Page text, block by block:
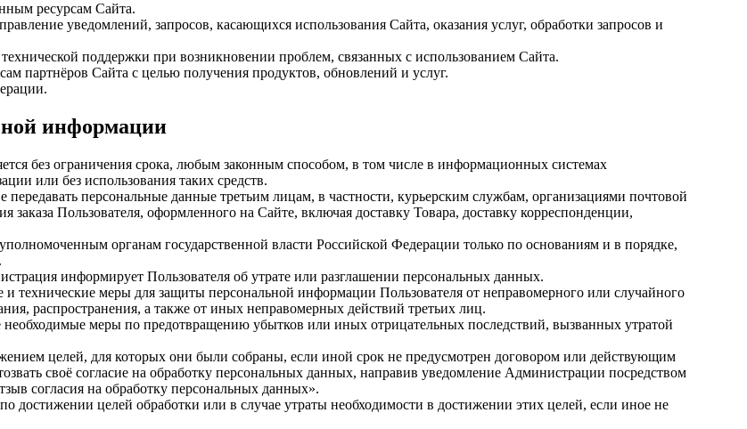
ресурсам Сайта.
уведомлений, запросов, касающихся использования Сайта, оказания услуг, обработки запросов и
поддержки при возникновении проблем, связанных с использованием Сайта.
партнёров Сайта с целью получения продуктов, обновлений и услуг.
информации
без ограничения срока, любым законным способом, в том числе в информационных системах
или без использования таких средств.
передавать персональные данные третьим лицам, в частности, курьерским службам, организациями почтовой
заказа Пользователя, оформленного на Сайте, включая доставку Товара, доставку корреспонденции,
органам государственной власти Российской Федерации только по основаниям и в порядке,
информирует Пользователя об утрате или разглашении персональных данных.
технические меры для защиты персональной информации Пользователя от неправомерного или случайного
распространения, а также от иных неправомерных действий третьих лиц.
меры по предотвращению убытков или иных отрицательных последствий, вызванных утратой
целей, для которых они были собраны, если иной срок не предусмотрен договором или действующим
своё согласие на обработку персональных данных, направив уведомление Администрации посредством
согласия на обработку персональных данных».
достижении целей обработки или в случае утраты необходимости в достижении этих целей, если иное не